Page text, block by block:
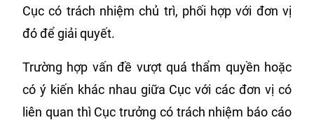
Cục có trách nhiệm chủ trì, phối hợp với đơn vị
đó để giải quyết.
Trường hợp vấn đề vượt quá thẩm quyền hoặc
có ý kiến khác nhau giữa Cục với các đơn vị có
liên quan thì Cục trưởng có trách nhiệm báo cáo